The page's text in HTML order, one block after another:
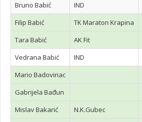
Bruno Babić
IND
Filip Babić
TK Maraton Krapina
Tara Babić
AK Fit
Vedrana Babić
IND
Mario Badovinac
Gabrijela Bađun
Mislav Bakarić
N.K.Gubec